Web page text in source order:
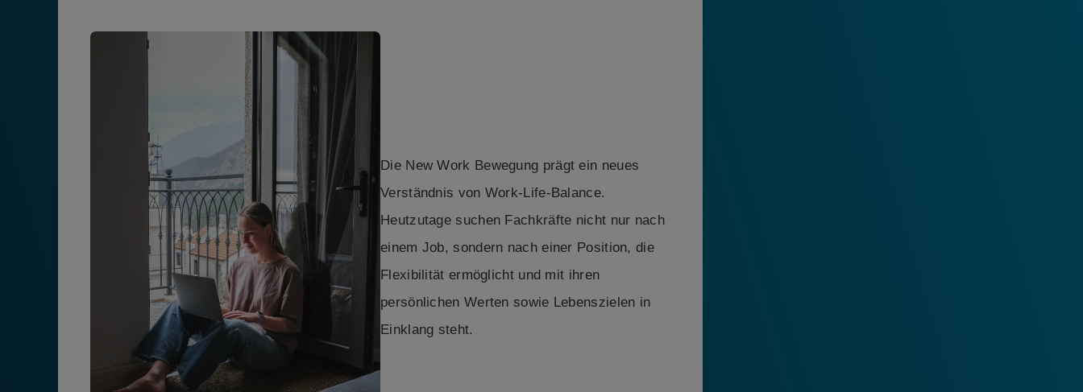
Die New Work Bewegung prägt ein neues
Verständnis von Work-Life-Balance.
Heutzutage suchen Fachkräfte nicht nur nach
einem Job, sondern nach einer Position, die
Flexibilität ermöglicht und mit ihren
persönlichen Werten sowie Lebenszielen in
Einklang steht.